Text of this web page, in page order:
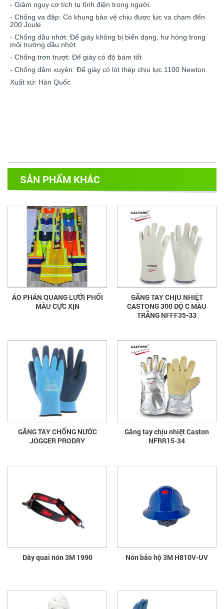
- Giảm nguy cơ tích tụ tĩnh điện trong người.
- Chống va đập: Có khung bảo vệ chịu được lực va chạm đến
200 Joule
- Chống dầu nhớt: Đế giày không bị biến dạng, hư hỏng trong
môi trường dầu nhớt.
- Chống trơn trượt: Đế giày có độ bám tốt
- Chống đâm xuyên: Đế giày có lót thép chịu lực 1100 Newton.
Xuất xứ: Hàn Quốc
SẢN PHẨM KHÁC
ÁO PHẢN QUANG LƯỚI PHỐI
MÀU CỰC XỊN
GĂNG TAY CHỊU NHIỆT
CASTONG 300 ĐỘ C MÀU
TRẮNG NFFF35-33
GĂNG TAY CHỐNG NƯỚC
JOGGER PRODRY
Găng tay chịu nhiệt Caston
NFRR15-34
Dây quai nón 3M 1990 Nón bảo hộ 3M H810V-UV